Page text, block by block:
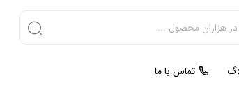
تماس با ما